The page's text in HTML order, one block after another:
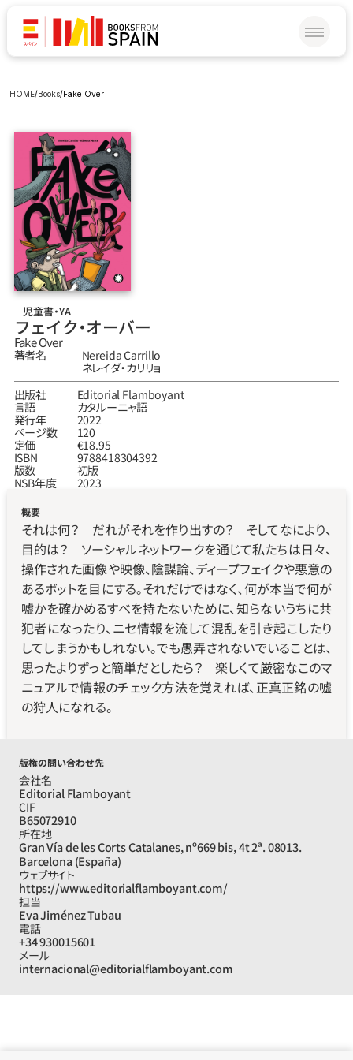
HOME/Books/Fake Over
児童書・YA
フェイク‧オーバー
Fake Over
著者名
Nereida Carrillo
ネレイダ‧カリリョ
出版社
Editorial Flamboyant
言語
カタルーニャ語
発行年
2022
ページ数
120
定価
€18.95
ISBN
9788418304392
版数
初版
NSB年度
2023
概要
それは何？　だれがそれを作り出すの？　そしてなにより、
目的は？　ソーシャルネットワークを通じて私たちは日々、
操作された画像や映像、陰謀論、ディープフェイクや悪意の
あるボットを目にする。それだけではなく、何が本当で何が
嘘かを確かめるすべを持たないために、知らないうちに共
犯者になったり、ニセ情報を流して混乱を引き起こしたり
してしまうかもしれない。でも愚弄されないでいることは、
思ったよりずっと簡単だとしたら？　楽しくて厳密なこのマ
ニュアルで情報のチェック方法を覚えれば、正真正銘の噓
の狩人になれる。
版権の問い合わせ先
会社名
Editorial Flamboyant
CIF
B65072910
所在地
Gran Vía de les Corts Catalanes, nº669 bis, 4t 2ª. 08013.
Barcelona (España)
ウェブサイト
https://www.editorialflamboyant.com/
担当
Eva Jiménez Tubau
電話
+34 930015601
メール
internacional@editorialflamboyant.com